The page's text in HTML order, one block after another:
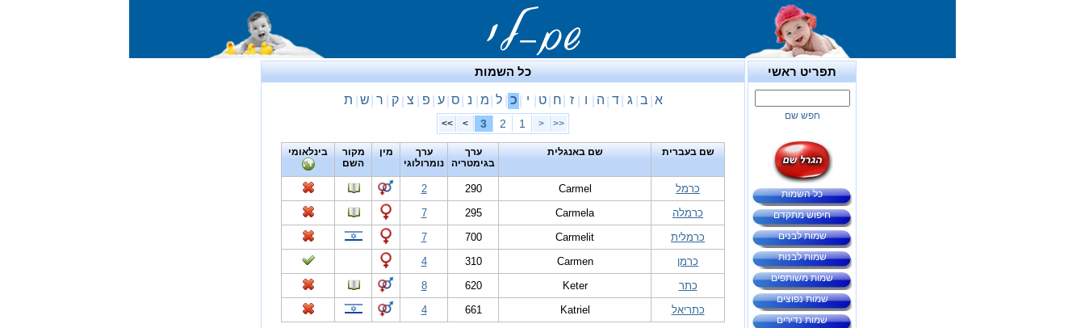
תפריט ראשי
חפש שם
כל השמות
חיפוש מתקדם
שמות לבנים
שמות לבנות
שמות משותפים
שמות נפוצים
שמות נדירים
כל השמות
א ב ג ד ה ו ז ח ט י כ ל מ נ ס ע פ צ ק ר ש ת
<<
<
1
2
3
>
>>
שם בעברית שם באנגלית
ערך
בגימטריה
ערך
נומרולוגי
מין
מקור
השם
בינלאומי
כרמל Carmel
290
2
כרמלה
Carmela
295
7
כרמלית
Carmelit
700
7
כרמן
Carmen
310
4
כתר
Keter
620
8
כתריאל
Katriel
661
4